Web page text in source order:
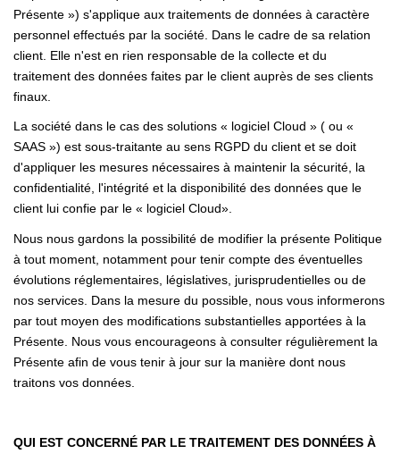
Présente ») s'applique aux traitements de données à caractère
personnel effectués par la société. Dans le cadre de sa relation
client. Elle n'est en rien responsable de la collecte et du
traitement des données faites par le client auprès de ses clients
finaux.
La société dans le cas des solutions « logiciel Cloud » ( ou «
SAAS ») est sous-traitante au sens RGPD du client et se doit
d'appliquer les mesures nécessaires à maintenir la sécurité, la
confidentialité, l'intégrité et la disponibilité des données que le
client lui confie par le « logiciel Cloud».
Nous nous gardons la possibilité de modifier la présente Politique
à tout moment, notamment pour tenir compte des éventuelles
évolutions réglementaires, législatives, jurisprudentielles ou de
nos services. Dans la mesure du possible, nous vous informerons
par tout moyen des modifications substantielles apportées à la
Présente. Nous vous encourageons à consulter régulièrement la
Présente afin de vous tenir à jour sur la manière dont nous
traitons vos données.
QUI EST CONCERNÉ PAR LE TRAITEMENT DES DONNÉES À